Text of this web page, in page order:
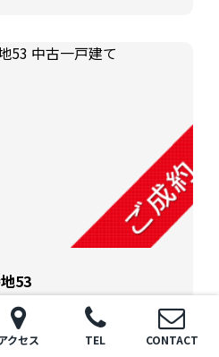
53
分
クセス TEL CONTACT